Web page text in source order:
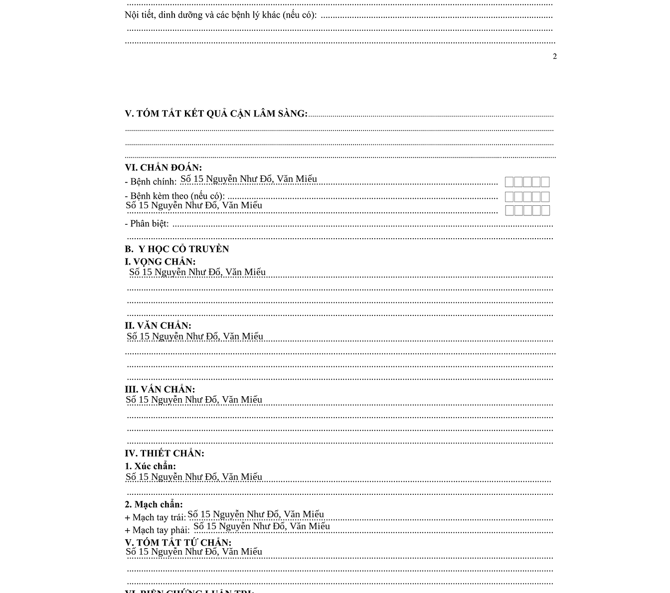
Số 15 Nguyễn Như Đổ, Văn Miếu​​​​
Số 15 Nguyễn Như Đổ, Văn Miếu​​​​
Số 15 Nguyễn Như Đổ, Văn Miếu​​​​
Số 15 Nguyễn Như Đổ, Văn Miếu​​​​
Số 15 Nguyễn Như Đổ, Văn Miếu​​​​
Số 15 Nguyễn Như Đổ, Văn Miếu​​​​
Số 15 Nguyễn Như Đổ, Văn Miếu​​​​
Số 15 Nguyễn Như Đổ, Văn Miếu​​​​
Số 15 Nguyễn Như Đổ, Văn Miếu​​​​